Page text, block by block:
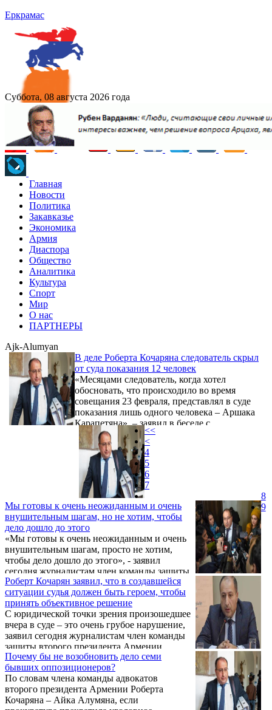
Еркрамас
Суббота, 08 августа 2026 года
Главная
Новости
Политика
Закавказье
Экономика
Армия
Диаспора
Общество
Аналитика
Культура
Спорт
Мир
О нас
ПАРТНЕРЫ
Ajk-Alumyan
В деле Роберта Кочаряна следователь скрыл
от суда показания 12 человек
«Месяцами следователь, когда хотел
обосновать, что происходило во время
совещания 23 февраля, представлял в суде
показания лишь одного человека – Аршака
Карапетяна», – заявил в беседе с
журналистами представляющий
подробности из материалов возбужденного
в отношении второго президента Армении
Роберта Кочаряна и хода судебного
разбирательства адвокат Айк Алумян.
Мы готовы к очень неожиданным и очень
внушительным шагам, но не хотим, чтобы
дело дошло до этого
«Мы готовы к очень неожиданным и очень
внушительным шагам, просто не хотим,
чтобы дело дошло до этого», - заявил
сегодня журналистам член команды защиты
второго президента Армении Роберта
Кочаряна – Айк Алумян.
Роберт Кочарян заявил, что в создавшейся
ситуации судья должен быть героем, чтобы
принять объективное решение
С юридической точки зрения произошедшее
вчера в суде – это очень грубое нарушение,
заявил сегодня журналистам член команды
защиты второго президента Армении
Роберта Кочаряна – Айк Алумян.
Почему бы не возобновить дело семи
бывших оппозиционеров?
По словам члена команды адвокатов
второго президента Армении Роберта
Кочаряна – Айка Алумяна, если
<<
<
4
5
6
7
8
9